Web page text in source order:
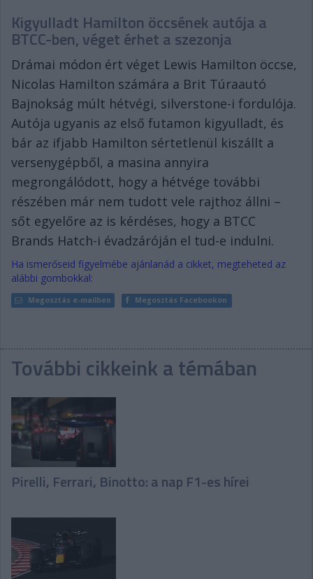
Kigyulladt Hamilton öccsének autója a
BTCC-ben, véget érhet a szezonja
Drámai módon ért véget Lewis Hamilton öccse,
Nicolas Hamilton számára a Brit Túraautó
Bajnokság múlt hétvégi, silverstone-i fordulója.
Autója ugyanis az első futamon kigyulladt, és
bár az ifjabb Hamilton sértetlenül kiszállt a
versenygépből, a masina annyira
megrongálódott, hogy a hétvége további
részében már nem tudott vele rajthoz állni –
sőt egyelőre az is kérdéses, hogy a BTCC
Brands Hatch-i évadzáróján el tud-e indulni.
Ha ismerőseid figyelmébe ajánlanád a cikket, megteheted az
alábbi gombokkal:
Megosztás e-mailben Megosztás Facebookon
További cikkeink a témában
Pirelli, Ferrari, Binotto: a nap F1-es hírei